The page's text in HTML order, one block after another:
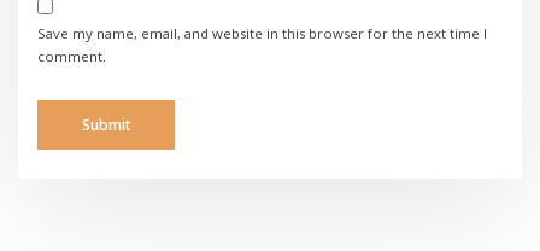
Save my name, email, and website in this browser for the next time I
comment.